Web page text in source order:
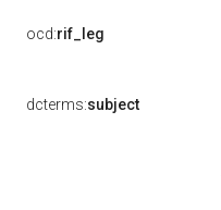
ocd:rif_leg
dcterms:subject